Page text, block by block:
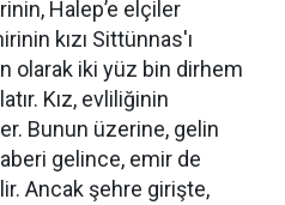
Halep’e elçiler
kızı Sittünnas'ı
olarak iki yüz bin dirhem
Kız, evliliğinin
Bunun üzerine, gelin
gelince, emir de
Ancak şehre girişte,